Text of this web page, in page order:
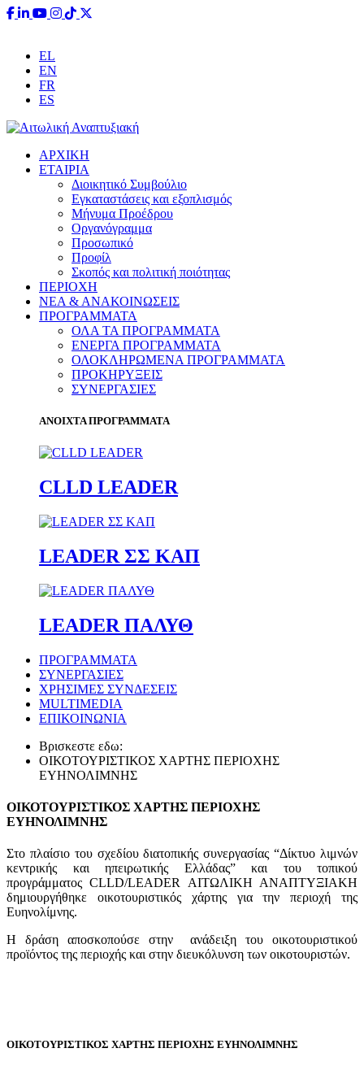
EL
EN
FR
ES
ΑΡΧΙΚΗ
ΕΤΑΙΡΙΑ
Διοικητικό Συμβούλιο
Εγκαταστάσεις και εξοπλισμός
Μήνυμα Προέδρου
Οργανόγραμμα
Προσωπικό
Προφίλ
Σκοπός και πολιτική ποιότητας
ΠΕΡΙΟΧΗ
ΝΕΑ & ΑΝΑΚΟΙΝΩΣΕΙΣ
ΠΡΟΓΡΑΜΜΑΤΑ
ΟΛΑ ΤΑ ΠΡΟΓΡΑΜΜΑΤΑ
ΕΝΕΡΓΑ ΠΡΟΓΡΑΜΜΑΤΑ
ΟΛΟΚΛΗΡΩΜΕΝΑ ΠΡΟΓΡΑΜΜΑΤΑ
ΠΡΟΚΗΡΥΞΕΙΣ
ΣΥΝΕΡΓΑΣΙΕΣ
ΑΝΟΙΧΤΑ ΠΡΟΓΡΑΜΜΑΤΑ
CLLD LEADER
LEADER ΣΣ ΚΑΠ
LEADER ΠΑΛΥΘ
ΠΡΟΓΡΑΜΜΑΤΑ
ΣΥΝΕΡΓΑΣΙΕΣ
ΧΡΗΣΙΜΕΣ ΣΥΝΔΕΣΕΙΣ
MULTIMEDIA
ΕΠΙΚΟΙΝΩΝΙΑ
Βρισκεστε εδω:
ΟΙΚΟΤΟΥΡΙΣΤΙΚΟΣ ΧΑΡΤΗΣ ΠΕΡΙΟΧΗΣ
ΕΥΗΝΟΛΙΜΝΗΣ
ΟΙΚΟΤΟΥΡΙΣΤΙΚΟΣ ΧΑΡΤΗΣ ΠΕΡΙΟΧΗΣ
ΕΥΗΝΟΛΙΜΝΗΣ
Στο πλαίσιο του σχεδίου διατοπικής συνεργασίας “Δίκτυο λιμνών
κεντρικής και ηπειρωτικής Ελλάδας” και του τοπικού
προγράμματος CLLD/LEADER ΑΙΤΩΛΙΚΗ ΑΝΑΠΤΥΞΙΑΚΗ
δημιουργήθηκε οικοτουριστικός χάρτης για την περιοχή της
Ευηνολίμνης.
Η δράση αποσκοπούσε στην ανάδειξη του οικοτουριστικού
προϊόντος της περιοχής και στην διευκόλυνση των οικοτουριστών.
ΟΙΚΟΤΟΥΡΙΣΤΙΚΟΣ ΧΑΡΤΗΣ ΠΕΡΙΟΧΗΣ ΕΥΗΝΟΛΙΜΝΗΣ